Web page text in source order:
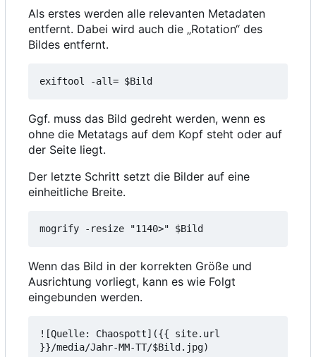
Als erstes werden alle relevanten Metadaten
entfernt. Dabei wird auch die „Rotation“ des
Bildes entfernt.
Ggf. muss das Bild gedreht werden, wenn es
ohne die Metatags auf dem Kopf steht oder auf
der Seite liegt.
Der letzte Schritt setzt die Bilder auf eine
einheitliche Breite.
Wenn das Bild in der korrekten Größe und
Ausrichtung vorliegt, kann es wie Folgt
eingebunden werden.
![Quelle: Chaospott]({{ site.url